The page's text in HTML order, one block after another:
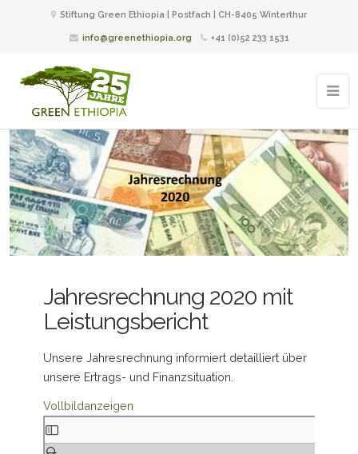
Stiftung Green Ethiopia | Postfach | CH-8405 Winterthur
info@greenethiopia.org +41 (0)52 233 1531
Jahresrechnung 2020 mit
Leistungsbericht
Unsere Jahresrechnung informiert detailliert über
unsere Ertrags- und Finanzsituation.
Vollbildanzeigen
Skip
to